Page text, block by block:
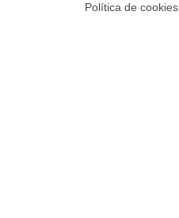
Política de cookies